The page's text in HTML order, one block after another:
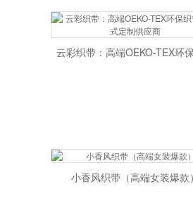
小香风织带（高端女装爆款）